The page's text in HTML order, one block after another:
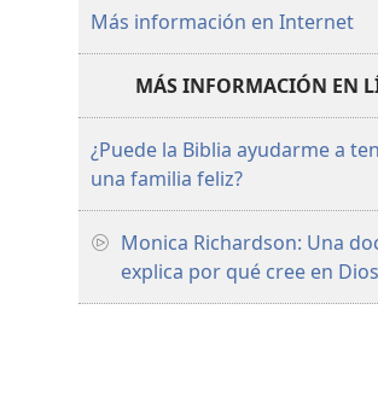
Más información en Internet
MÁS INFORMACIÓN EN
¿Puede la Biblia ayudarme a
una familia feliz?
Monica Richardson: Una
explica por qué cree en Dios